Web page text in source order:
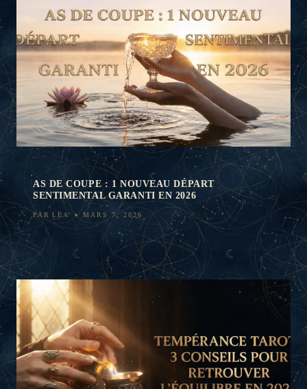
AS DE COUPE : 1 NOUVEAU DÉPART
SENTIMENTAL GARANTI EN 2026
PAR LEA MARS 7, 2026